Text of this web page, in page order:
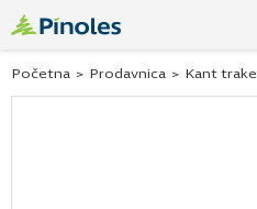
Početna > Prodavnica > Kant trake